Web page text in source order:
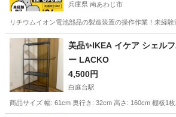
兵庫県 南あわじ市
リチウムイオン電池部品の製造装置の操作作業！未経
兵庫 南あわじ市美品✨IKEA イケア シェル
ー LACKO
4,500円
白庭台駅
商品サイズ 幅: 61cm 奥行き: 32cm 高さ: 160cm 棚板1